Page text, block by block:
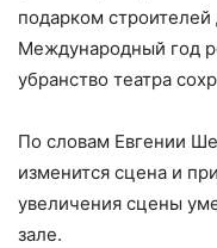
подарком
Международный год
убранство театра
По словам Евгении
изменится сцена и
увеличения сцены
зале.